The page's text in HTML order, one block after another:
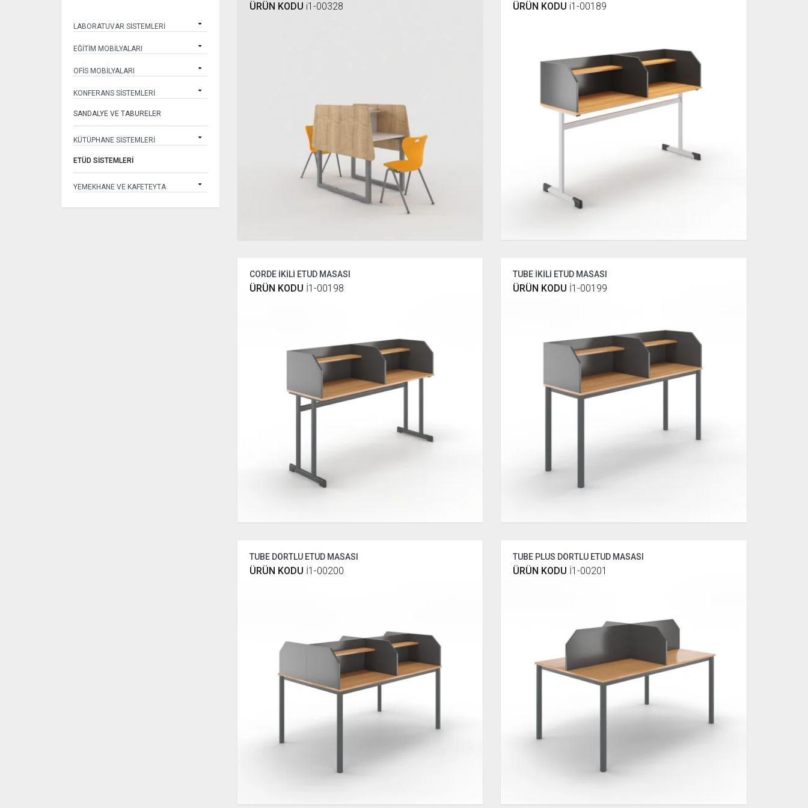
LABORATUVAR SİSTEMLERİ
EĞİTİM MOBİLYALARI
OFİS MOBİLYALARI
KONFERANS SİSTEMLERİ
SANDALYE VE TABURELER
KÜTÜPHANE SİSTEMLERİ
ETÜD SİSTEMLERİ
YEMEKHANE VE KAFETEYTA
ÜRÜN KODU i1-00328 ÜRÜN KODU i1-00189
CORDE İKİLİ ETÜD MASASI
ÜRÜN KODU İ1-00198
TUBE İKİLİ ETÜD MASASI
ÜRÜN KODU İ1-00199
TUBE DÖRTLÜ ETÜD MASASI
ÜRÜN KODU İ1-00200
TUBE PLUS DÖRTLÜ ETÜD MASASI
ÜRÜN KODU İ1-00201